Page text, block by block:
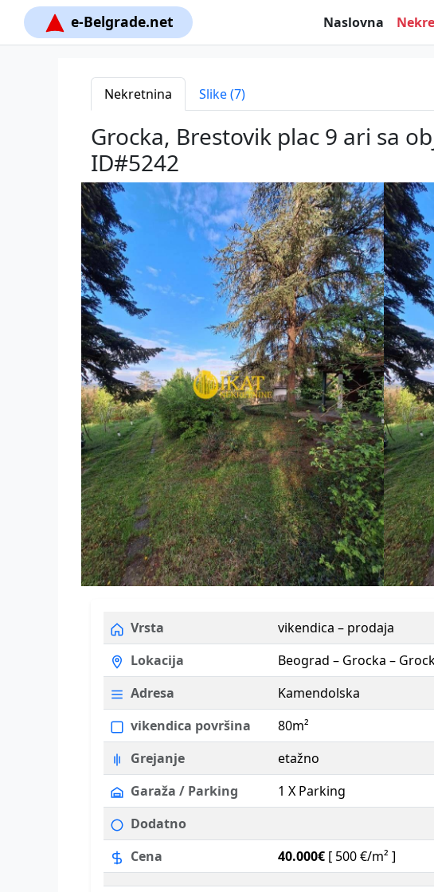
e-Belgrade.net Naslovna
Nekretnina Slike (7)
Grocka, Brestovik plac 9 ari sa
ID#5242
Vrsta
vikendica – prodaja
Lokacija
Beograd – Grocka –
Adresa
Kamendolska
vikendica površina
80m²
Grejanje
etažno
Garaža / Parking
1 X Parking
Dodatno
Cena
40.000€ [ 500 €/m² ]